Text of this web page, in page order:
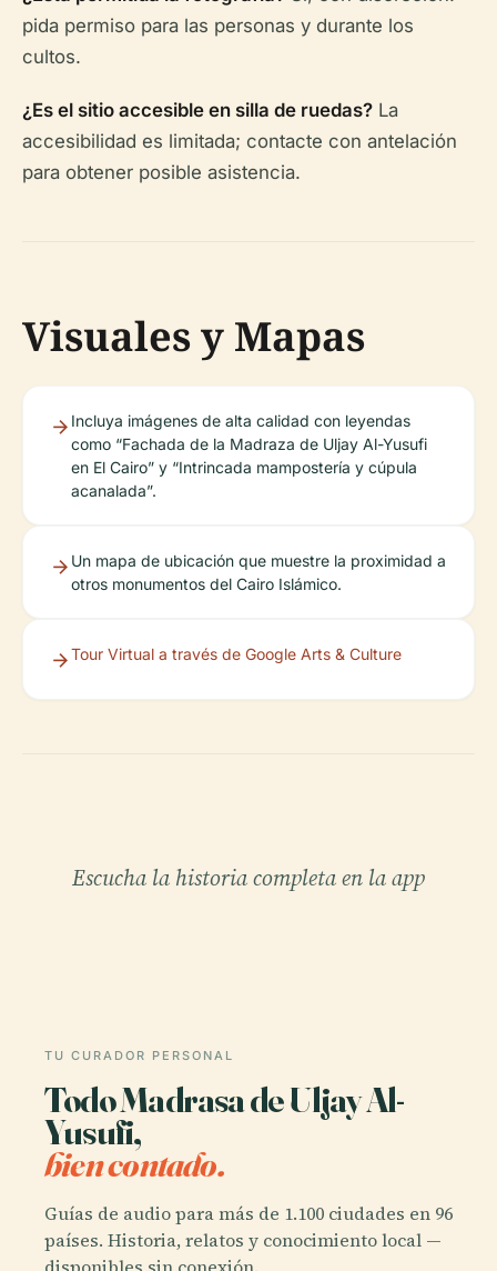
pida permiso para las personas y durante los
cultos.
¿Es el sitio accesible en silla de ruedas? La
accesibilidad es limitada; contacte con antelación
para obtener posible asistencia.
Visuales y Mapas
Incluya imágenes de alta calidad con leyendas
como “Fachada de la Madraza de Uljay Al-Yusufi
en El Cairo” y “Intrincada mampostería y cúpula
acanalada”.
Un mapa de ubicación que muestre la proximidad a
otros monumentos del Cairo Islámico.
Tour Virtual a través de Google Arts & Culture
Escucha la historia completa en la app
TU CURADOR PERSONAL
Todo Madrasa de Uljay Al-
Yusufi,
bien contado.
Guías de audio para más de 1.100 ciudades en 96
países. Historia, relatos y conocimiento local —
disponibles sin conexión.